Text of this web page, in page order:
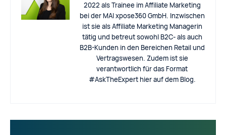
2022 als Trainee im Affiliate Marketing
bei der MAI xpose360 GmbH. Inzwischen
ist sie als Affiliate Marketing Managerin
tätig und betreut sowohl B2C- als auch
B2B-Kunden in den Bereichen Retail und
Vertragswesen. Zudem ist sie
verantwortlich für das Format
#AskTheExpert hier auf dem Blog.